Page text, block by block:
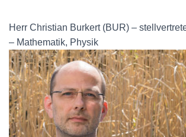
Herr Christian Burkert (BUR) –
– Mathematik, Physik